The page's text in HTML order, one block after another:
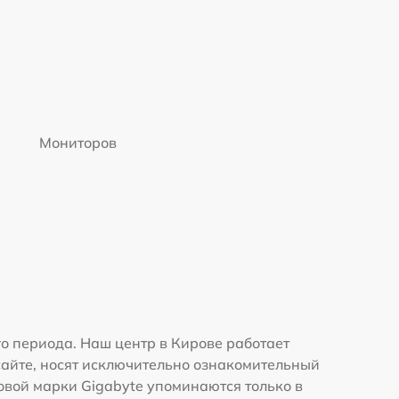
Мониторов
периода. Наш центр в Кирове работает
носят исключительно ознакомительный
марки Gigabyte упоминаются только в